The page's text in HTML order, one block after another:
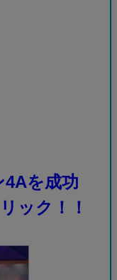
4Aを成功
ック！！